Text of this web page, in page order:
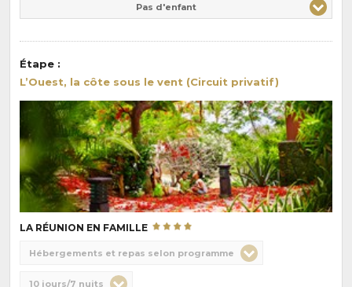
Pas d'enfant
Étape :
L’Ouest, la côte sous le vent (Circuit privatif)
LA RÉUNION EN FAMILLE
Hébergements et repas selon programme
Durée
10 jours/7 nuits